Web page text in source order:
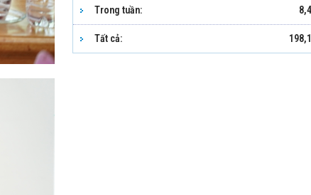
Trong tuần:
Tất cả: